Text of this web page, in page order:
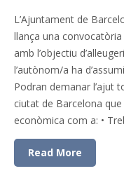
L’Ajuntament de
llança una
amb l’objectiu
l’autònom/a ha
Podran demanar l’ajut
ciutat de Barcelona
econòmica com a: •
Read More